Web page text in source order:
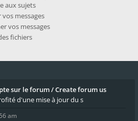
aux sujets
messages
vos messages
fichiers
sur le forum / Create forum us
d'une mise à jour du s
am